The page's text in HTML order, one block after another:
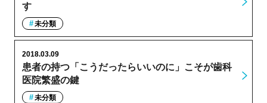
す
未分類
患者の持つ「こうだったらいいのに」こそが歯科
医院繁盛の鍵
2018.03.09
未分類